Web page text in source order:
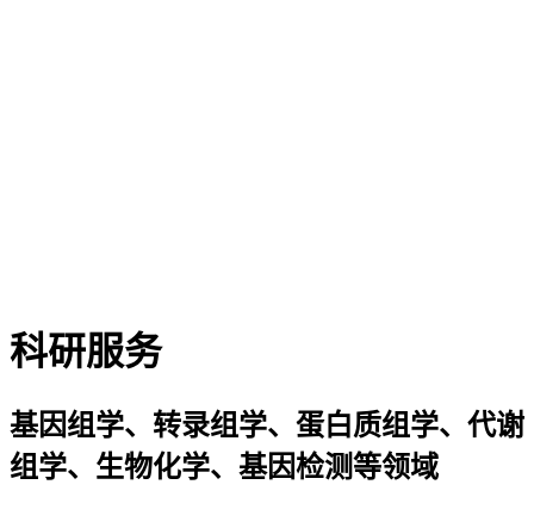
科研服务
基因组学、转录组学、蛋白质组学、代谢
组学、生物化学、基因检测等领域